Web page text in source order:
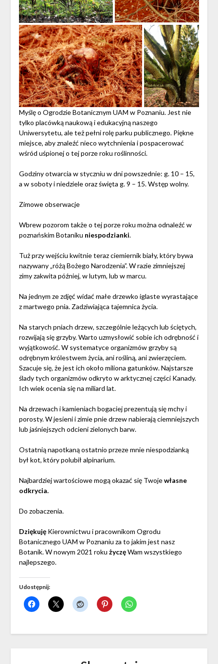
Myślę o Ogrodzie Botanicznym UAM w Poznaniu. Jest nie
tylko placówką naukową i edukacyjną naszego
Uniwersytetu, ale też pełni rolę parku publicznego. Piękne
miejsce, aby znaleźć nieco wytchnienia i pospacerować
wśród uśpionej o tej porze roku roślinności.
Godziny otwarcia w styczniu w dni powszednie: g. 10 – 15,
a w soboty i niedziele oraz święta g. 9 – 15. Wstęp wolny.
Zimowe obserwacje
Wbrew pozorom także o tej porze roku można odnaleźć w
poznańskim Botaniku niespodzianki.
Tuż przy wejściu kwitnie teraz ciemiernik biały, który bywa
nazywany „różą Bożego Narodzenia”. W razie zimniejszej
zimy zakwita później, w lutym, lub w marcu.
Na jednym ze zdjęć widać małe drzewko iglaste wyrastające
z martwego pnia. Zadziwiająca tajemnica życia.
Na starych pniach drzew, szczególnie leżących lub ściętych,
rozwijają się grzyby. Warto uzmysłowić sobie ich odrębność i
wyjątkowość. W systematyce organizmów grzyby są
odrębnym królestwem życia, ani rośliną, ani zwierzęciem.
Szacuje się, że jest ich około miliona gatunków. Najstarsze
ślady tych organizmów odkryto w arktycznej części Kanady.
Ich wiek ocenia się na miliard lat.
Na drzewach i kamieniach bogaciej prezentują się mchy i
porosty. W jesieni i zimie pnie drzew nabierają ciemniejszych
lub jaśniejszych odcieni zielonych barw.
Ostatnią napotkaną ostatnio przeze mnie niespodzianką
był kot, który polubił alpinarium.
Najbardziej wartościowe mogą okazać się Twojewłasne
odkrycia.
Do zobaczenia.
DziękujęKierownictwu i pracownikom Ogrodu
Botanicznego UAM w Poznaniu za to jakim jest nasz
Botanik. W nowym 2021 roku życzęWam wszystkiego
najlepszego.
Udostępnij: